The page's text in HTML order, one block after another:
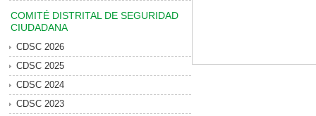
COMITÉ DISTRITAL DE SEGURIDAD
CIUDADANA
CDSC 2026
CDSC 2025
CDSC 2024
CDSC 2023